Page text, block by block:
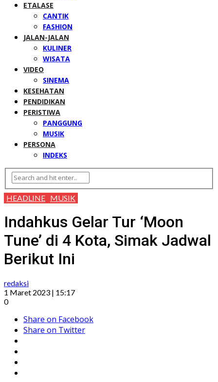
ETALASE
CANTIK
FASHION
JALAN-JALAN
KULINER
WISATA
VIDEO
SINEMA
KESEHATAN
PENDIDIKAN
PERISTIWA
PANGGUNG
MUSIK
PERSONA
INDEKS
HEADLINE MUSIK
Indahkus Gelar Tur ‘Moon
Tune’ di 4 Kota, Simak Jadwal
Berikut Ini
redaksi
1 Maret 2023 | 15:17
0
Share on Facebook
Share on Twitter